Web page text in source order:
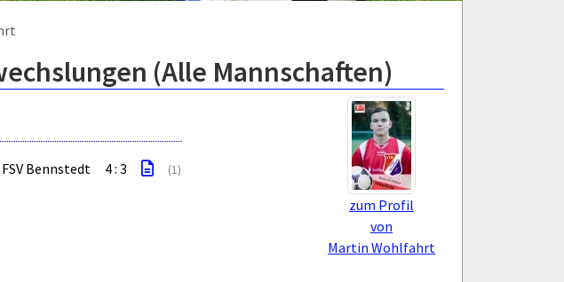
(Alle Mannschaften)
zum Profil
von
Martin Wohlfahrt
FSV Bennstedt 4 : 3 (1)